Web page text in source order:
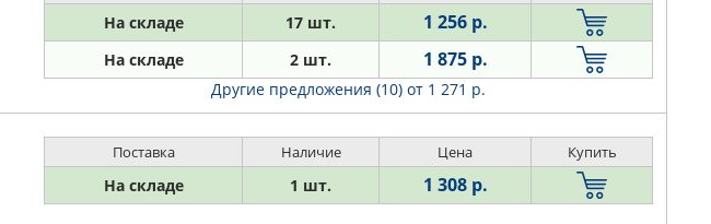
На складе 17 шт. 1 256 р.
На складе 2 шт. 1 875 р.
Другие предложения (10) от 1 271 р.
Поставка Наличие Цена Купить
На складе 1 шт. 1 308 р.